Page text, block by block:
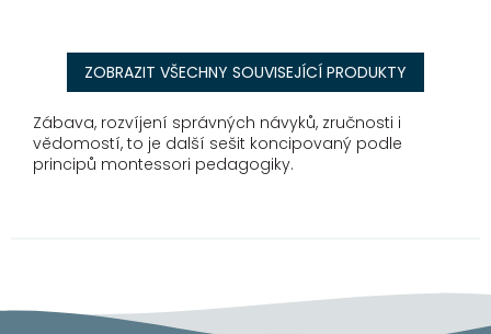
ZOBRAZIT VŠECHNY SOUVISEJÍCÍ PRODUKTY
Zábava, rozvíjení správných návyků, zručnosti i
vědomostí, to je další sešit koncipovaný podle
principů montessori pedagogiky.